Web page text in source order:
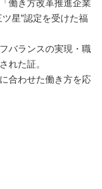
働き方改革推進企業
星”認定を受けた福
バランスの実現・職
れた証。
合わせた働き方を応